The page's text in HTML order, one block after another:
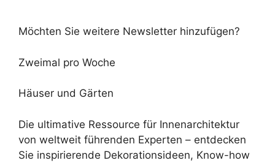
Möchten Sie weitere Newsletter hinzufügen?
Zweimal pro Woche
Häuser und Gärten
Die ultimative Ressource für Innenarchitektur
von weltweit führenden Experten – entdecken
Sie inspirierende Dekorationsideen, Know-how